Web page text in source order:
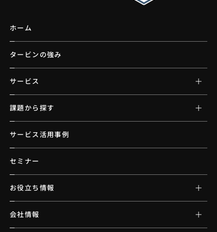
ホーム
タービンの強み
サービス
課題から探す
サービス活用事例
セミナー
お役立ち情報
会社情報